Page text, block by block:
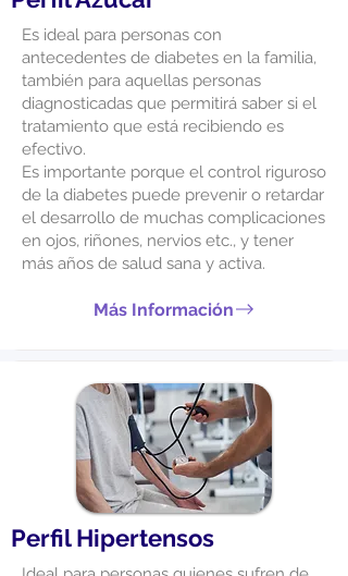
Es ideal para personas con
antecedentes de diabetes en la familia,
también para aquellas personas
diagnosticadas que permitirá saber si el
tratamiento que está recibiendo es
efectivo.
Es importante porque el control riguroso
de la diabetes puede prevenir o retardar
el desarrollo de muchas complicaciones
en ojos, riñones, nervios etc., y tener
más años de salud sana y activa.
Más Información
Perfil Hipertensos